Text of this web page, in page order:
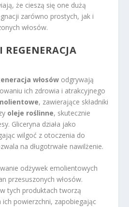
że cieszą się one dużą
zarówno prostych, jak i
włosów.
REGENERACJA
włosów odgrywają
ich zdrowia i atrakcyjnego
, zawierające składniki
oleje roślinne, skutecznie
Gliceryna działa jako
wilgoć z otoczenia do
na długotrwałe nawilżenie.
odżywek emolientowych
przesuszonych włosów.
tych produktach tworzą
powierzchni, zapobiegając